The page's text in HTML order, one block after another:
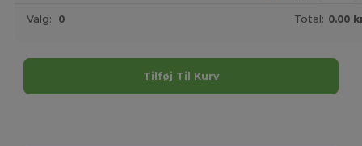
Valg: 0 Total: 0.00
Tilføj Til Kurv